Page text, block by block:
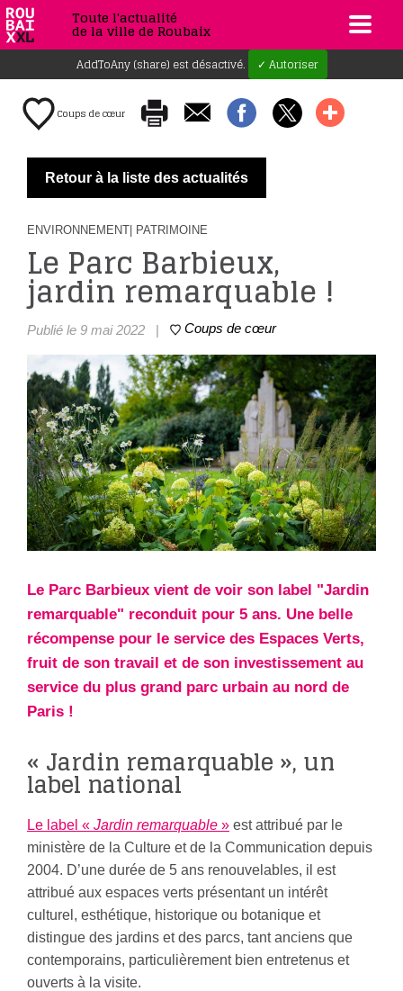
Toute l'actualité
de la ville de Roubaix
AddToAny (share) est désactivé. ✓ Autoriser
Coups de cœur
Retour à la liste des actualités
ENVIRONNEMENT | PATRIMOINE
Le Parc Barbieux,
jardin remarquable !
Publié le 9 mai 2022 | Coups de cœur
Le Parc Barbieux vient de voir son label "Jardin
remarquable" reconduit pour 5 ans. Une belle
récompense pour le service des Espaces Verts,
fruit de son travail et de son investissement au
service du plus grand parc urbain au nord de
Paris !
« Jardin remarquable », un
label national
Le label « Jardin remarquable » est attribué par le
ministère de la Culture et de la Communication depuis
2004. D’une durée de 5 ans renouvelables, il est
attribué aux espaces verts présentant un intérêt
culturel, esthétique, historique ou botanique et
distingue des jardins et des parcs, tant anciens que
contemporains, particulièrement bien entretenus et
ouverts à la visite.